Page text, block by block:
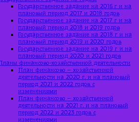
Государственное задание на 2016 г и на
плановый период 2017 и 2018 годов
Государственное задание на 2017 г и на
плановый период 2018 и 2019 годов
Государственное задание на 2018 г и на
плановый период 2019 и 2020 годов
Государственное задание на 2019 г и на
плановый период 2020 и 2021 годов
финансово-хозяйственной деятельности
План финансово – хозяйственной
деятельности на 2020 г. и на плановый
период 2021 и 2022 годов с
изменениями
План финансово – хозяйственной
деятельности на 2021 г. и на плановый
период 2022 и 2023 годов с
изменениями